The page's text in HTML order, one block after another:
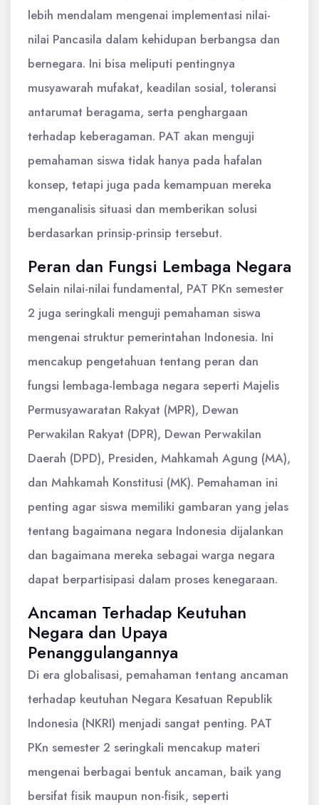
lebih mendalam mengenai implementasi nilai-
nilai Pancasila dalam kehidupan berbangsa dan
bernegara. Ini bisa meliputi pentingnya
musyawarah mufakat, keadilan sosial, toleransi
antarumat beragama, serta penghargaan
terhadap keberagaman. PAT akan menguji
pemahaman siswa tidak hanya pada hafalan
konsep, tetapi juga pada kemampuan mereka
menganalisis situasi dan memberikan solusi
berdasarkan prinsip-prinsip tersebut.
Peran dan Fungsi Lembaga Negara
Selain nilai-nilai fundamental, PAT PKn semester
2 juga seringkali menguji pemahaman siswa
mengenai struktur pemerintahan Indonesia. Ini
mencakup pengetahuan tentang peran dan
fungsi lembaga-lembaga negara seperti Majelis
Permusyawaratan Rakyat (MPR), Dewan
Perwakilan Rakyat (DPR), Dewan Perwakilan
Daerah (DPD), Presiden, Mahkamah Agung (MA),
dan Mahkamah Konstitusi (MK). Pemahaman ini
penting agar siswa memiliki gambaran yang jelas
tentang bagaimana negara Indonesia dijalankan
dan bagaimana mereka sebagai warga negara
dapat berpartisipasi dalam proses kenegaraan.
Ancaman Terhadap Keutuhan
Negara dan Upaya
Penanggulangannya
Di era globalisasi, pemahaman tentang ancaman
terhadap keutuhan Negara Kesatuan Republik
Indonesia (NKRI) menjadi sangat penting. PAT
PKn semester 2 seringkali mencakup materi
mengenai berbagai bentuk ancaman, baik yang
bersifat fisik maupun non-fisik, seperti